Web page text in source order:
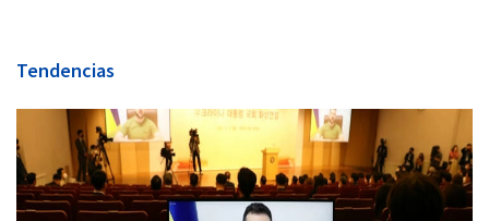
Tendencias